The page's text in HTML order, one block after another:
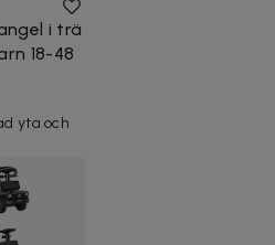
i trä
18-48
yta och